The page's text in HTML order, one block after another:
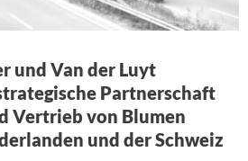
und Van der Luyt
Partnerschaft
Vertrieb von Blumen
und der Schweiz